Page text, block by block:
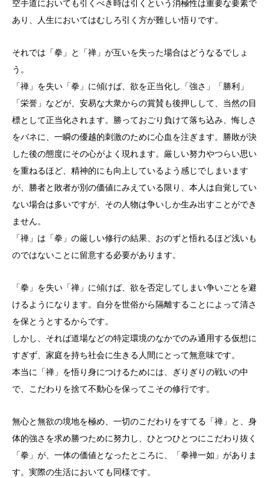
空手道においても引くべき時は引くという消極性は重要な要素で
あり、人生においてはむしろ引く方が難しい悟りです。
それでは「拳」と「禅」が互いを失った場合はどうなるでしょ
う。
「禅」を失い「拳」に傾けば、欲を正当化し「強さ」「勝利」
「栄誉」などが、安易な大衆からの賞賛も後押しして、当然の目
標として正当化されます。勝っておごり負けて落ち込み、悔しさ
をバネに、一瞬の優越的刺激のために心血を注ぎます。勝敗が決
した後の態度にその心がよく現れます。厳しい努力やつらい思い
を重ねるほど、精神的にも向上しているよう感じでしまいます
が、勝者と敗者が別の価値にみえている限り、本人は自覚してい
ない場合は多いですが、その人物は争いしか生み出すことができ
ません。
「禅」は「拳」の厳しい修行の結果、おのずと悟れるほど浅いも
のではないことに留意する必要があります。
「拳」を失い「禅」に傾けば、欲を否定してしまい争いごとを避
けるようになります。自分を世俗から隔離することによって清さ
を保とうとするからです。
しかし、それば道場などの特定環境のなかでのみ通用する仮想に
すぎず、家庭を持ち社会に生きる人間にとって無意味です。
本当に「禅」を悟り身につけるためには、ぎりぎりの戦いの中
で、こだわりを捨て不動心を保ってこその修行です。
無心と無欲の境地を極め、一切のこだわりをすてる「禅」と、身
体的強さを求め勝つために努力し、ひとつひとつにこだわり抜く
「拳」が、一体の価値となったところに、「拳禅一如」がありま
す。実際の生活においても同様です。